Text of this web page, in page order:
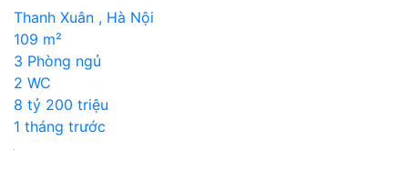
Thanh Xuân , Hà Nội
109 m²
3 Phòng ngủ
2 WC
8 tỷ 200 triệu
1 tháng trước